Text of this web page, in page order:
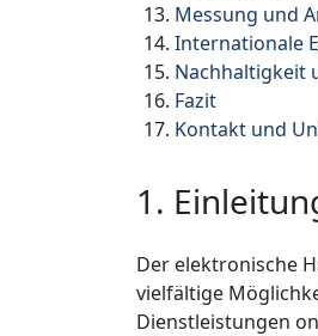
Messung und
Internationale
Nachhaltigkeit
Fazit
Kontakt und
1.
Der elektronische
vielfältige
Dienstleistungen